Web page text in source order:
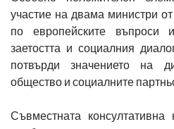
участие на двама министри
по европейските въпроси
заетостта и социалния
потвърди значението на
общество и социалните
Съвместната консултативна